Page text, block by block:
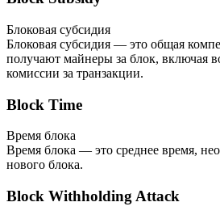
Блоковая субсидия
Блоковая субсидия — это общая
получают майнеры за блок, включая
комиссии за транзакции.
Block Time
Время блока
Время блока — это среднее время,
нового блока.
Block Withholding Attack